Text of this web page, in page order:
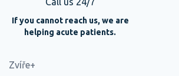
If you cannot reach us, we are
helping acute patients.
Zvíře+